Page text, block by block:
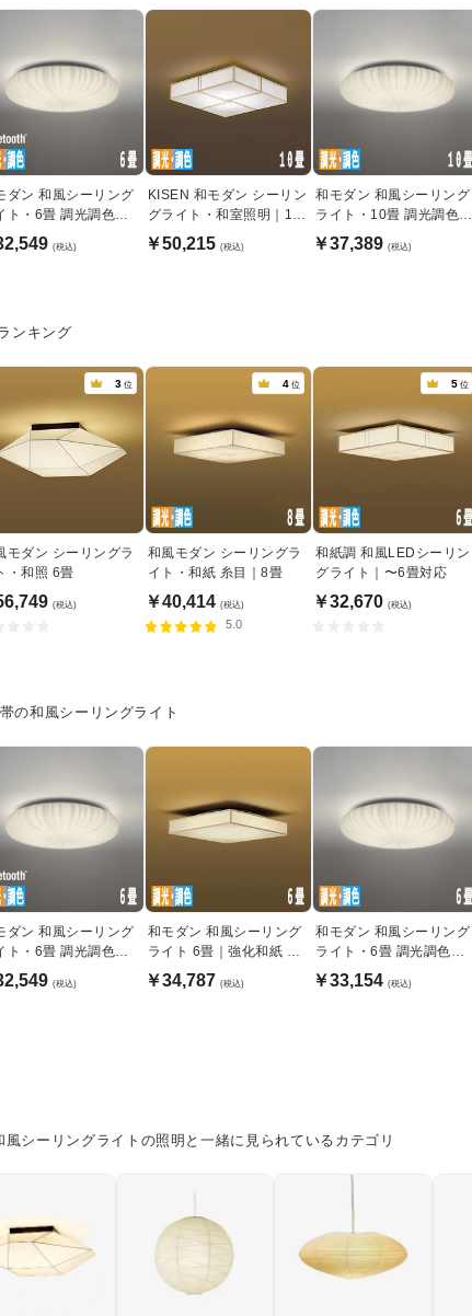
ダン 和風シーリング
ト・6畳 調光調色機
Bluetooth
(税込)
KISEN 和モダン シーリン
グライト・和室照明｜10
畳
￥50,215 (税込)
和モダン 和風シーリング
ライト・10畳 調光調色機
能 | リモコン付
￥37,389 (税込)
ンキング
3 位
モダン シーリングラ
イト・和照 6畳
(税込)
4 位
和風モダン シーリングラ
イト・和紙 糸目｜8畳
￥40,414 (税込)
5.0
5 位
和紙調 和風LEDシーリン
グライト｜〜6畳対応
￥32,670 (税込)
の和風シーリングライト
ダン 和風シーリング
ト・6畳 調光調色機
Bluetooth
(税込)
和モダン 和風シーリング
ライト 6畳｜強化和紙 白
木枠
￥34,787 (税込)
和モダン 和風シーリング
ライト・6畳 調光調色機
能 | リモコン付
￥33,154 (税込)
風シーリングライトの照明と一緒に見られているカテゴリ